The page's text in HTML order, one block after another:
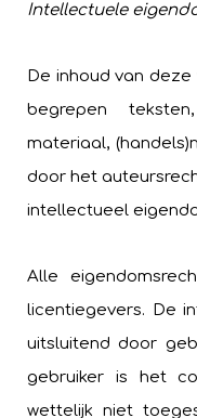
Intellectuele
De inhoud van
begrepen
materiaal,
door het
intellectueel
Alle
licentiegevers. De
uitsluitend door
gebruiker is het
wettelijk niet